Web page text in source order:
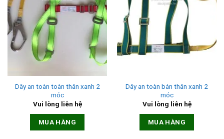
Dây an toàn toàn thân xanh 2
móc
Vui lòng liên hệ
MUA HÀNG
Dây an toàn bán thân xanh 2
móc
Vui lòng liên hệ
MUA HÀNG